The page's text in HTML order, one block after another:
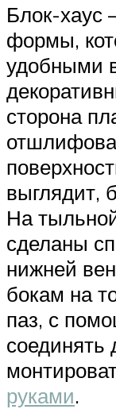
Блок-хаус
формы,
удобными
сторона
выглядит,
На
сделаны
нижней
бокам на
паз, с
соединять
руками.